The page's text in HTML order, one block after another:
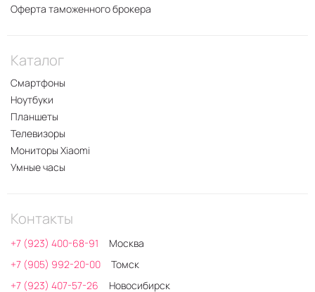
Оферта таможенного брокера
Каталог
Смартфоны
Ноутбуки
Планшеты
Телевизоры
Мониторы Xiaomi
Умные часы
Контакты
+7 (923) 400-68-91
Москва
+7 (905) 992-20-00
Томск
+7 (923) 407-57-26
Новосибирск